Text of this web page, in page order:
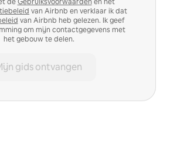
van Airbnb en verklaar ik dat
van Airbnb heb gelezen. Ik geef
om mijn contactgegevens met
het gebouw te delen.
gids ontvangen